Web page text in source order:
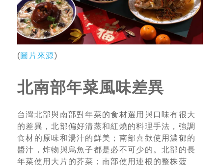
(圖片來源)
北南部年菜風味差異
台灣北部與南部對年菜的食材選用與口味有很大
的差異，北部偏好清蒸和紅燒的料理手法，強調
食材的原味和湯汁的鮮美；南部喜歡使用濃郁的
醬汁，炸物與烏魚子都是必不可少的。北部的長
年菜使用大片的芥菜；南部使用連根的整株菠